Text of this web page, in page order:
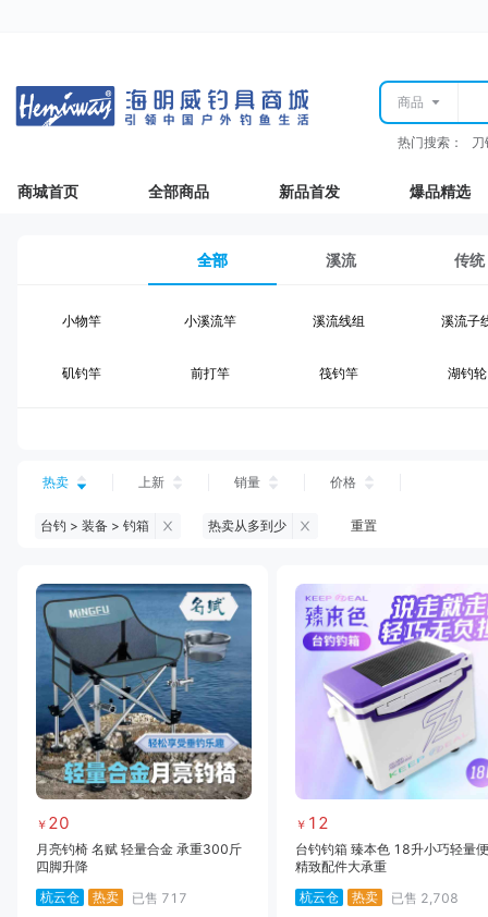
商品
热门搜索：
商城首页 全部商品 新品首发 爆品精选
全部 溪流 传统
小物竿 小溪流竿 溪流线组 溪流子
矶钓竿 前打竿 筏钓竿 湖钓轮
台钓仕挂 台钓钩
钓鱼伞 台钓服饰 台钓装备
黑坑浮漂 黑坑配件 黑坑钓灯
黑坑饵料 马口竿 路亚竿 雷强竿
路亚装备 海钓竿 海钓轮 海钓线
热卖 上新 销量 价格
台钓 > 装备 > 钓箱 热卖从多到少 重置
￥ 20
月亮钓椅 名赋 轻量合金 承重300斤
四脚升降
杭云仓
热卖 已售 717
￥ 12
台钓钓箱 臻本色 18升小巧轻量
精致配件大承重
杭云仓
热卖 已售 2,708